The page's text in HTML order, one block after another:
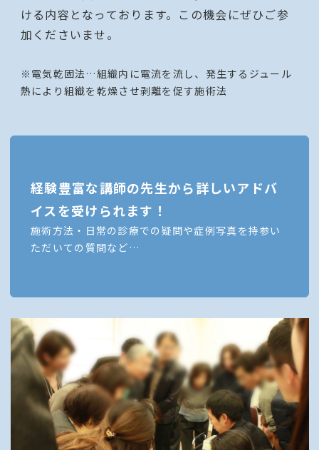
ける内容となっております。この機会にぜひご参
加くださいませ。
※電気乾固法…組織内に電流を流し、発生するジュール
熱により組織を乾燥させ剥離を促す施術法
経験豊富な講師の先生から詳しいアドバ
イスを受けられます！
施術方法・日常の診療での疑問や症例写真を持参い
ただいての質問など…